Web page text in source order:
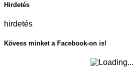
Hirdetés
hirdetés
Kövess minket a Facebook-on is!